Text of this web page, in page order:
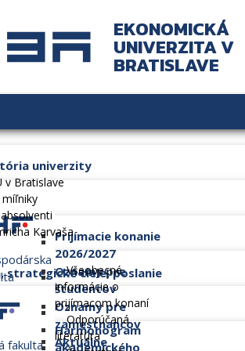
EKONOMICKÁ
UNIVERZITA V
BRATISLAVE
univerzity
v Bratislave
Karvaša
strategické ciele, poslanie
fakulta
Prijímacie konanie
2026/2027
Všeobecné
informácie o
prijímacom konaní
Odporúčaná
literatúra
Oznamy pre
študentov
Harmonogram
akademického
Oznamy pre
zamestnancov
Aktuálne